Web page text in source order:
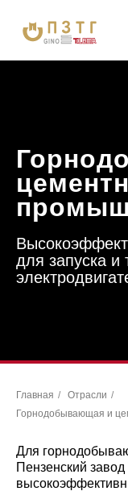
для запуска и
Главная / Отрасли /
Горнодобывающая и
Для
Пензенский